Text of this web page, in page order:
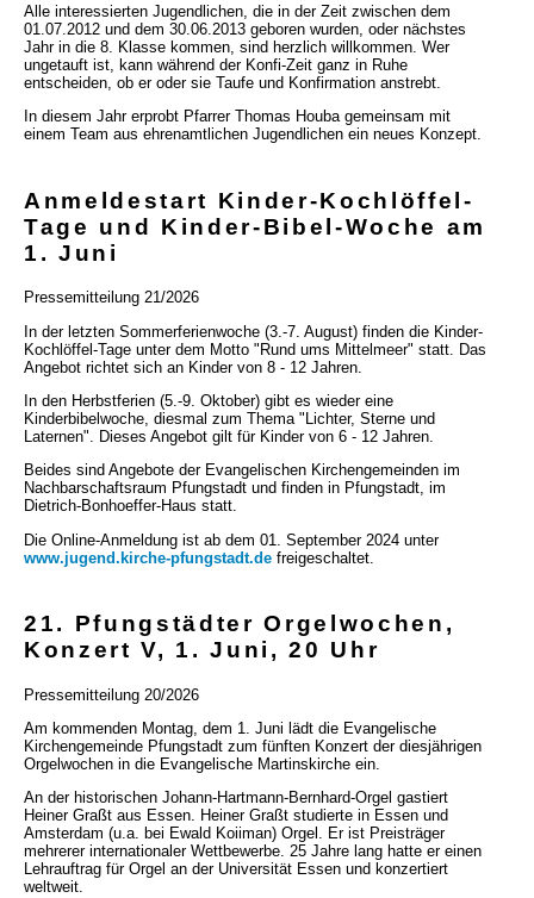
Alle interessierten Jugendlichen, die in der Zeit zwischen dem
01.07.2012 und dem 30.06.2013 geboren wurden, oder nächstes
Jahr in die 8. Klasse kommen, sind herzlich willkommen. Wer
ungetauft ist, kann während der Konfi-Zeit ganz in Ruhe
entscheiden, ob er oder sie Taufe und Konfirmation anstrebt.
In diesem Jahr erprobt Pfarrer Thomas Houba gemeinsam mit
einem Team aus ehrenamtlichen Jugendlichen ein neues Konzept.
Anmeldestart Kinder-Kochlöffel-
Tage und Kinder-Bibel-Woche am
1. Juni
Pressemitteilung 21/2026
In der letzten Sommerferienwoche (3.-7. August) finden die Kinder-
Kochlöffel-Tage unter dem Motto "Rund ums Mittelmeer" statt. Das
Angebot richtet sich an Kinder von 8 - 12 Jahren.
In den Herbstferien (5.-9. Oktober) gibt es wieder eine
Kinderbibelwoche, diesmal zum Thema "Lichter, Sterne und
Laternen". Dieses Angebot gilt für Kinder von 6 - 12 Jahren.
Beides sind Angebote der Evangelischen Kirchengemeinden im
Nachbarschaftsraum Pfungstadt und finden in Pfungstadt, im
Dietrich-Bonhoeffer-Haus statt.
Die Online-Anmeldung ist ab dem 01. September 2024 unter
www.jugend.kirche-pfungstadt.de freigeschaltet.
21. Pfungstädter Orgelwochen,
Konzert V, 1. Juni, 20 Uhr
Pressemitteilung 20/2026
Am kommenden Montag, dem 1. Juni lädt die Evangelische
Kirchengemeinde Pfungstadt zum fünften Konzert der diesjährigen
Orgelwochen in die Evangelische Martinskirche ein.
An der historischen Johann-Hartmann-Bernhard-Orgel gastiert
Heiner Graßt aus Essen. Heiner Graßt studierte in Essen und
Amsterdam (u.a. bei Ewald Koiiman) Orgel. Er ist Preisträger
mehrerer internationaler Wettbewerbe. 25 Jahre lang hatte er einen
Lehrauftrag für Orgel an der Universität Essen und konzertiert
weltweit.